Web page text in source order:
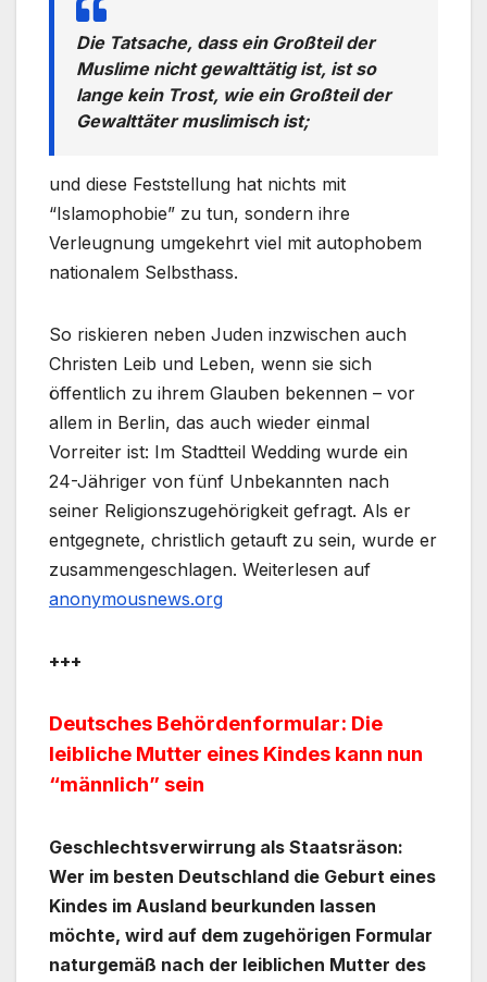
Die Tatsache, dass ein Großteil der
Muslime nicht gewalttätig ist, ist so
lange kein Trost, wie ein Großteil der
Gewalttäter muslimisch ist;
und diese Feststellung hat nichts mit
“Islamophobie” zu tun, sondern ihre
Verleugnung umgekehrt viel mit autophobem
nationalem Selbsthass.
So riskieren neben Juden inzwischen auch
Christen Leib und Leben, wenn sie sich
öffentlich zu ihrem Glauben bekennen – vor
allem in Berlin, das auch wieder einmal
Vorreiter ist: Im Stadtteil Wedding wurde ein
24-Jähriger von fünf Unbekannten nach
seiner Religionszugehörigkeit gefragt. Als er
entgegnete, christlich getauft zu sein, wurde er
zusammengeschlagen. Weiterlesen auf
anonymousnews.org
+++
Deutsches Behördenformular: Die
leibliche Mutter eines Kindes kann nun
“männlich” sein
Geschlechtsverwirrung als Staatsräson:
Wer im besten Deutschland die Geburt eines
Kindes im Ausland beurkunden lassen
möchte, wird auf dem zugehörigen Formular
naturgemäß nach der leiblichen Mutter des